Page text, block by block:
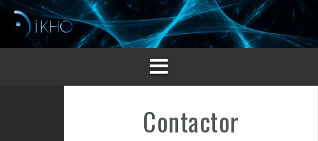
Saltar
contenido
Contactor